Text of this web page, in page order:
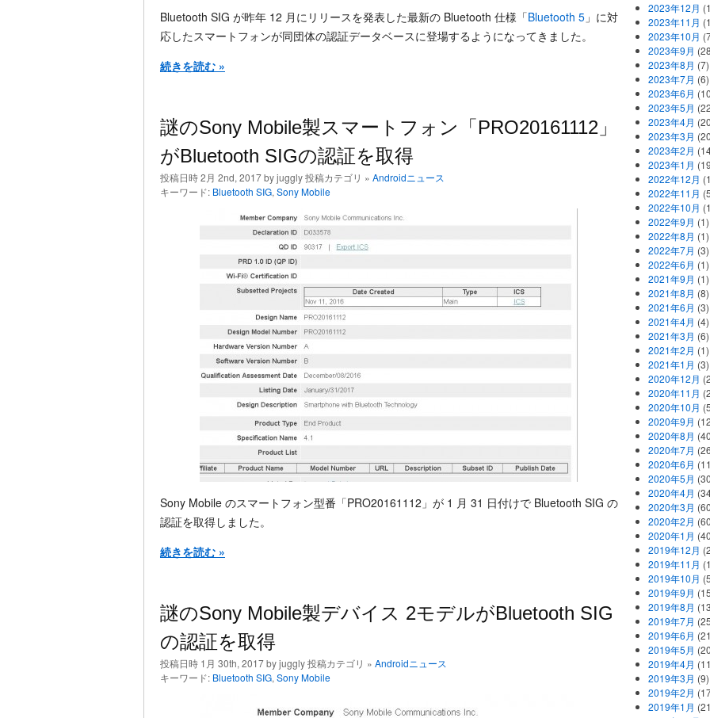
Bluetooth SIG が昨年 12 月にリリースを発表した最新の Bluetooth 仕様「Bluetooth 5 」に対
応したスマートフォンが同団体の認証データベースに登場するようになってきました。
続きを読む »
謎のSony Mobile製スマートフォン「PRO20161112」
がBluetooth SIGの認証を取得
投稿日時 2月 2nd, 2017 by juggly 投稿カテゴリ » Androidニュース
キーワード: Bluetooth SIG, Sony Mobile
Sony Mobile のスマートフォン型番「PRO20161112」が 1 月 31 日付けで Bluetooth SIG の
認証を取得しました。
続きを読む »
謎のSony Mobile製デバイス 2モデルがBluetooth SIG
の認証を取得
投稿日時 1月 30th, 2017 by juggly 投稿カテゴリ » Androidニュース
キーワード: Bluetooth SIG, Sony Mobile
2023年12月
2023年11月
2023年10月
2023年9月
2023年8月 (7)
2023年7月 (6)
2023年6月
2023年5月
2023年4月
2023年3月
2023年2月
2023年1月
2022年12月
2022年11月
2022年10月
2022年9月 (1)
2022年8月 (1)
2022年7月 (3)
2022年6月 (1)
2021年9月 (1)
2021年8月 (8)
2021年6月 (3)
2021年4月 (4)
2021年3月 (6)
2021年2月 (1)
2021年1月 (3)
2020年12月
2020年11月
2020年10月
2020年9月
2020年8月
2020年7月
2020年6月
2020年5月
2020年4月
2020年3月
2020年2月
2020年1月
2019年12月
2019年11月
2019年10月
2019年9月
2019年8月
2019年7月
2019年6月
2019年5月
2019年4月
2019年3月 (9)
2019年2月
2019年1月